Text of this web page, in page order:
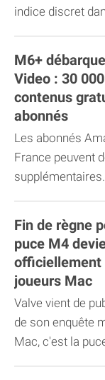
indice discret
M6+
Video : 30
contenus
abonnés
Les abonnés
France peuvent
supplémentaires.
Fin de règne
puce M4
officiellement
joueurs Mac
Valve vient de
de son enquête
Mac, c'est la